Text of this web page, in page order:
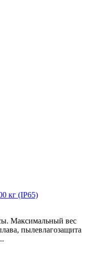
кг (IP65)
Максимальный вес
пылевлагозащита